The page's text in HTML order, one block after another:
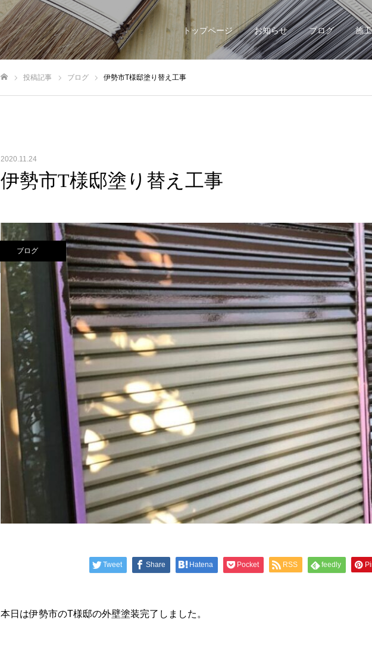
トップページ お知らせ ブログ 施
投稿記事 ブログ 伊勢市T様邸塗り替え工事
2020.11.24
伊勢市T様邸塗り替え工事
ブログ
Tweet Share Hatena Pocket RSS feedly
本日は伊勢市のT様邸の外壁塗装完了しました。